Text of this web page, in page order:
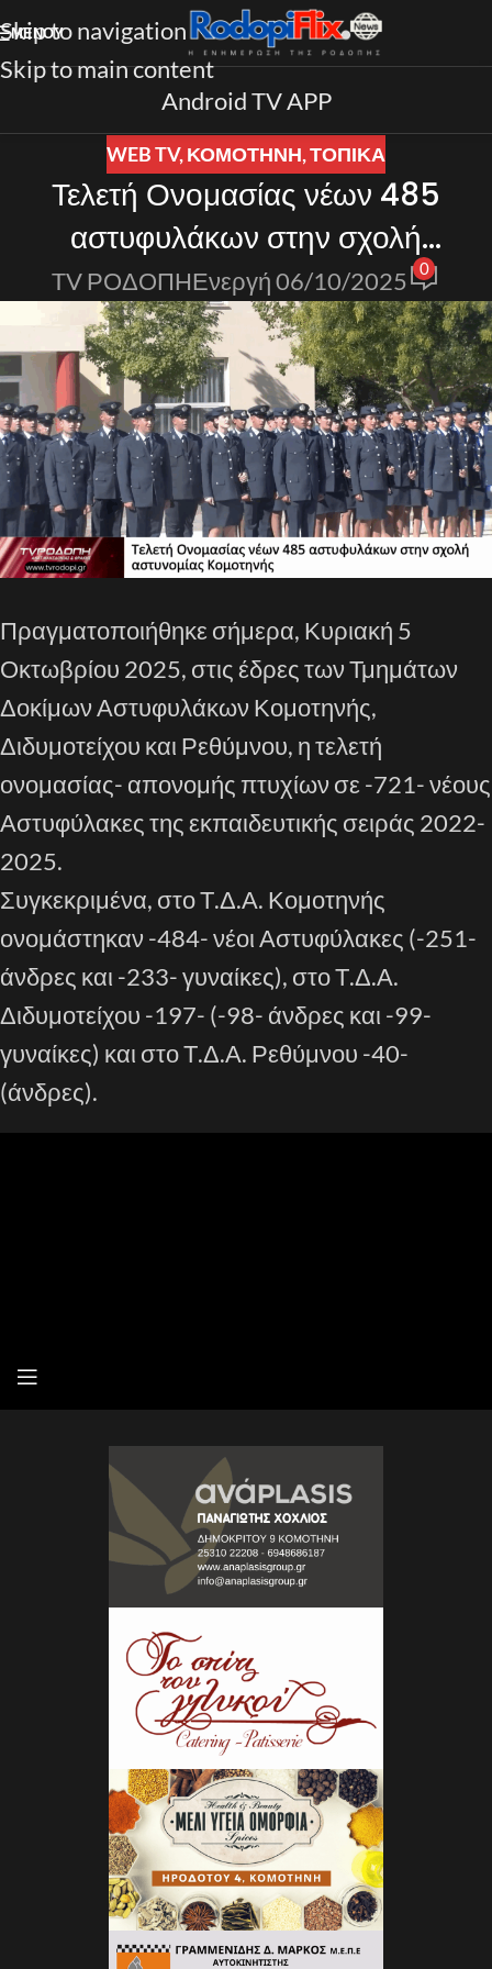
Skip to navigation
Skip to main content
ΜΕΝΟΎ
Android TV APP
WEB TV,ΚΟΜΟΤΗΝΗ,ΤΟΠΙΚΑ
Τελετή Ονομασίας νέων 485
αστυφυλάκων στην σχολή
αστυνομίας Κομοτηνής
TV ΡΟΔΟΠΗΕνεργή 06/10/2025 0
Πραγματοποιήθηκε σήμερα, Κυριακή 5
Οκτωβρίου 2025, στις έδρες των Τμημάτων
Δοκίμων Αστυφυλάκων Κομοτηνής,
Διδυμοτείχου και Ρεθύμνου, η τελετή
ονομασίας- απονομής πτυχίων σε -721- νέους
Αστυφύλακες της εκπαιδευτικής σειράς 2022-
2025.
Συγκεκριμένα, στο Τ.Δ.Α. Κομοτηνής
ονομάστηκαν -484- νέοι Αστυφύλακες (-251-
άνδρες και -233- γυναίκες), στο Τ.Δ.Α.
Διδυμοτείχου -197- (-98- άνδρες και -99-
γυναίκες) και στο Τ.Δ.Α. Ρεθύμνου -40-
(άνδρες).